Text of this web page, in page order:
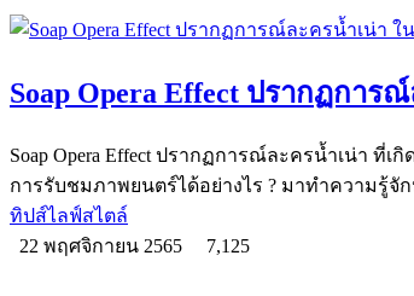
Soap Opera Effect ปรากฏการ
Soap Opera Effect ปรากฏการณ์ละครน้ำเน่า ที่
การรับชมภาพยนตร์ได้อย่างไร ? มาทำความรู้
ทิปส์ไลฟ์สไตล์
22 พฤศจิกายน 2565
7,125